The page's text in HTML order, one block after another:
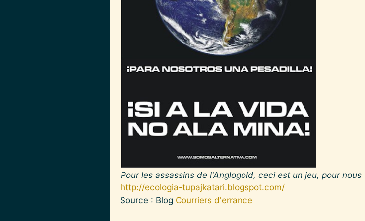
Pour les assassins de l'Anglogold, ceci est un jeu, pour
http://ecologia-tupajkatari.blogspot.com/
Source : Blog Courriers d'errance